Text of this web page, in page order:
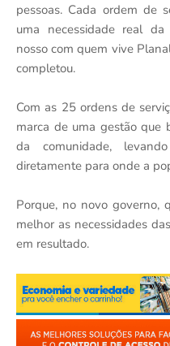
pessoas. Cada ordem de
uma necessidade real
nosso com quem vive
completou.
Com as 25 ordens de
marca de uma gestão que
da comunidade,
diretamente para onde a
Porque, no novo governo,
melhor as necessidades
em resultado.